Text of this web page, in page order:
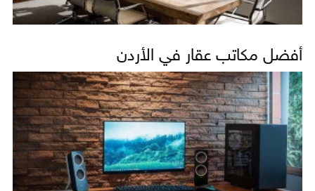
أفضل مكاتب عقار في الأردن